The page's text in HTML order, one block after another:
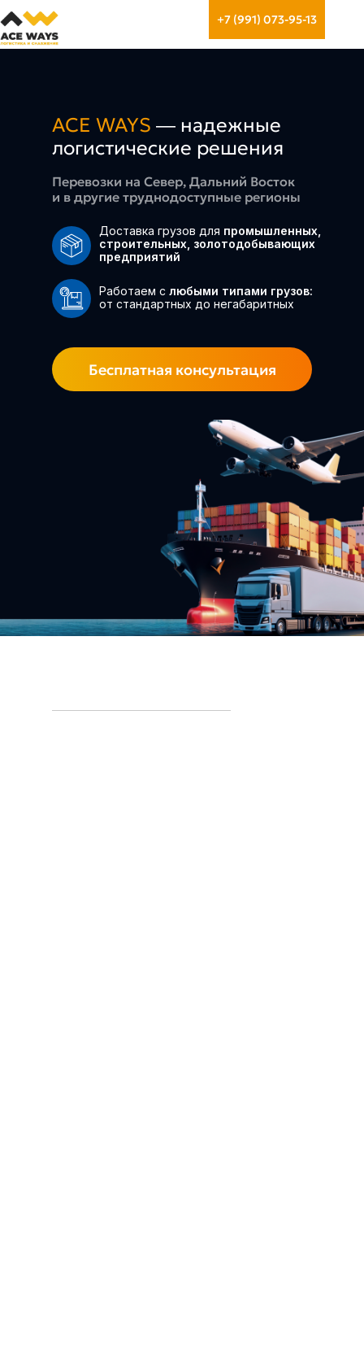
+7 (991) 073-95-13
ACE WAYS — надежные
логистические решения
Работаем с любыми типами грузов:
от стандартных до негабаритных
Перевозки на Север, Дальний Восток
и в другие труднодоступные регионы
Доставка грузов для промышленных,
строительных, золотодобывающих
предприятий
Бесплатная консультация